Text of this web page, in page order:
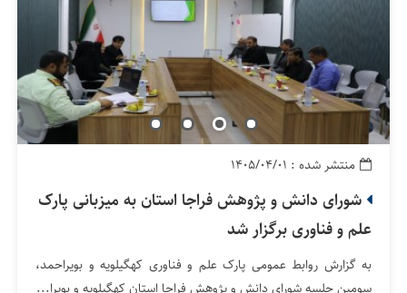
منتشر شده : ۱۴۰۵/۰۴/۰۱
شورای دانش و پژوهش فراجا استان به میزبانی پارک
علم و فناوری برگزار شد
به گزارش روابط عمومی پارک علم و فناوری کهگیلویه و بویراحمد،
سومین جلسه شورای دانش و پژوهش فراجا استان کهگیلویه و بویرا...